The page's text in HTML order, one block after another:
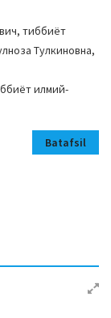
тиббиёт
Тулкиновна,
илмий-
Batafsil